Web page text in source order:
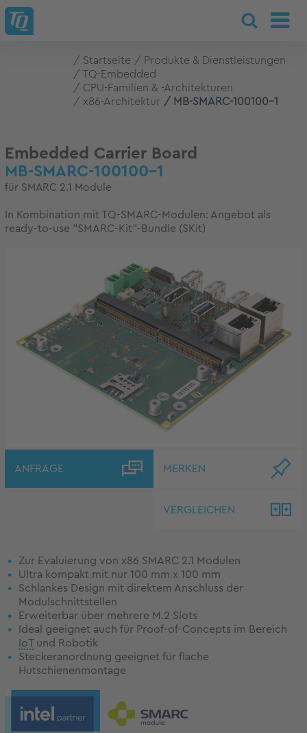
Startseite
Produkte & Dienstleistungen
TQ-Embedded
CPU-Familien & -Architekturen
x86-Architektur
MB-SMARC-100100-1
Embedded Carrier Board
MB-SMARC-100100-1
für SMARC 2.1 Module
In Kombination mit TQ-SMARC-Modulen: Angebot als
ready-to-use "SMARC-Kit"-Bundle (SKit)
ANFRAGE MERKEN
VERGLEICHEN
Zur Evaluierung von x86 SMARC 2.1 Modulen
Ultra kompakt mit nur 100 mm x 100 mm
Schlankes Design mit direktem Anschluss der
Modulschnittstellen
Erweiterbar über mehrere M.2 Slots
Ideal geeignet auch für Proof-of-Concepts im Bereich
IoTund Robotik
Steckeranordnung geeignet für flache
Hutschienenmontage